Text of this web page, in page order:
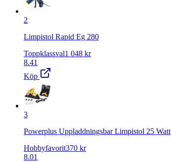
2
Limpistol Rapid Eg 280
Toppklassval1 048 kr
8.41
Köp
3
Powerplus Uppladdningsbar Limpistol 25 Watt
Hobbyfavorit370 kr
8.01